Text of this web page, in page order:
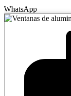
WhatsApp